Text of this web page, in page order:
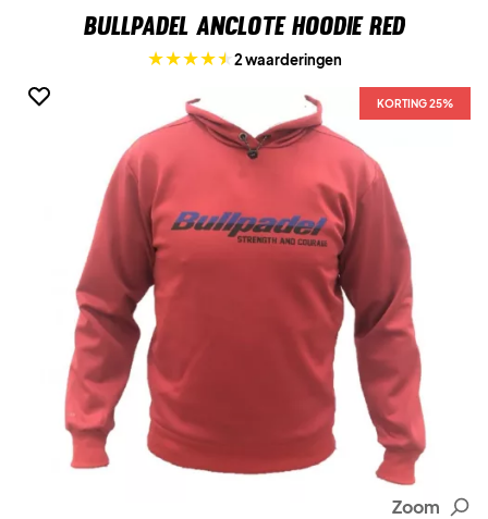
Bullpadel Anclote Hoodie Red
2 waarderingen
KORTING 25%
Zoom